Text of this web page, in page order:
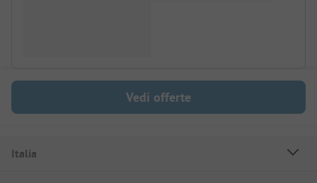
Vedi offerte
Italia